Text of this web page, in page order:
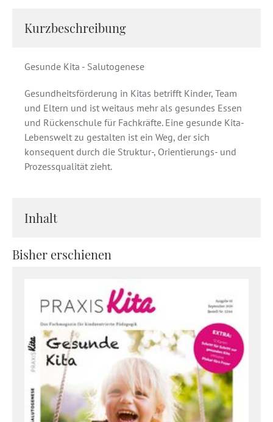
Kurzbeschreibung
Gesunde Kita - Salutogenese
Gesundheitsförderung in Kitas betrifft Kinder, Team
und Eltern und ist weitaus mehr als gesundes Essen
und Rückenschule für Fachkräfte. Eine gesunde Kita-
Lebenswelt zu gestalten ist ein Weg, der sich
konsequent durch die Struktur-, Orientierungs- und
Prozessqualität zieht.
Inhalt
Bisher erschienen